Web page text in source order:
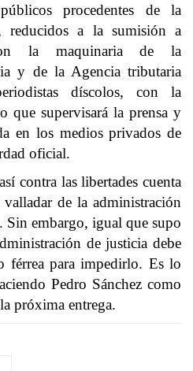
procedentes de la
reducidos a la sumisión a
la maquinaria de la
y de la Agencia tributaria
díscolos, con la
que supervisará la prensa y
en los medios privados de
oficial.
contra las libertades cuenta
de la administración
embargo, igual que supo
de justicia debe
férrea para impedirlo. Es lo
Pedro Sánchez como
próxima entrega.